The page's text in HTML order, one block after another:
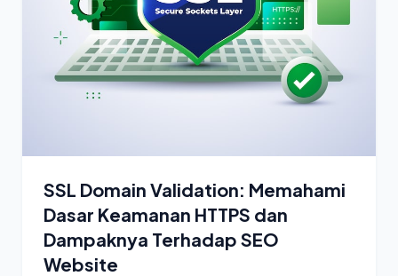
SSL Domain Validation: Memahami
Dasar Keamanan HTTPS dan
Dampaknya Terhadap SEO
Website